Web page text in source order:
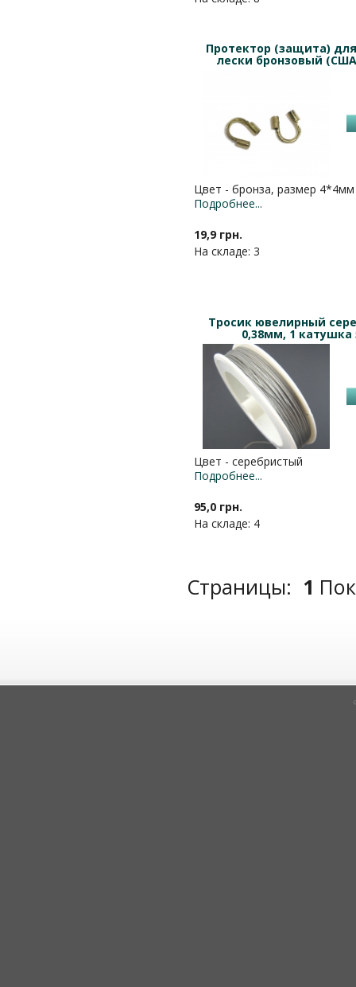
Протектор (защита)
лески бронзовый
Цвет - бронза, размер 4*4мм
Подробнее...
19,9 грн.
На складе: 3
Тросик ювелирный
0,38мм, 1 катушка
Цвет - серебристый
Подробнее...
95,0 грн.
На складе: 4
Страницы: 1